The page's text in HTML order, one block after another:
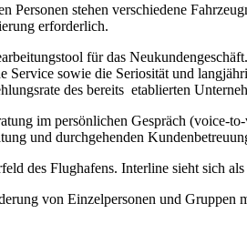
Personen stehen verschiedene
erforderlich.
für das
sowie die Seriosität und
des bereits etablierten
im persönlichen Gespräch (voice-
und durchgehenden
des Flughafens. Interline sieht sich
von Einzelpersonen und Gruppen